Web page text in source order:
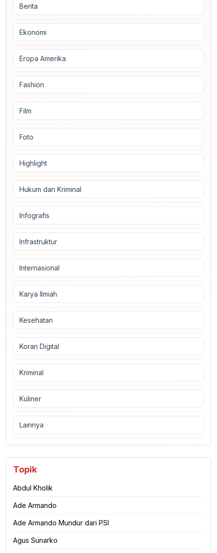
Berita
Ekonomi
Eropa Amerika
Fashion
Film
Foto
Highlight
Hukum dan Kriminal
Infografis
Infrastruktur
Internasional
Karya Ilmiah
Kesehatan
Koran Digital
Kriminal
Kuliner
Lainnya
Topik
Abdul Kholik
Ade Armando
Ade Armando Mundur dari PSI
Agus Sunarko